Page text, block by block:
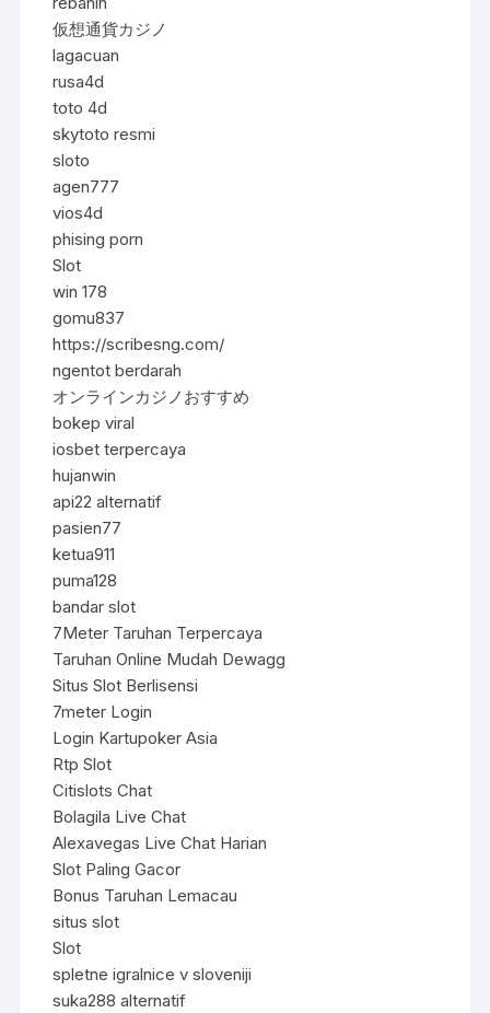
仮想通貨カジノ
lagacuan
rusa4d
toto 4d
skytoto resmi
sloto
agen777
vios4d
phising porn
Slot
win 178
gomu837
https://scribesng.com/
ngentot berdarah
オンラインカジノおすすめ
bokep viral
iosbet terpercaya
hujanwin
api22 alternatif
pasien77
ketua911
puma128
bandar slot
7Meter Taruhan Terpercaya
Taruhan Online Mudah Dewagg
Situs Slot Berlisensi
7meter Login
Login Kartupoker Asia
Rtp Slot
Citislots Chat
Bolagila Live Chat
Alexavegas Live Chat Harian
Slot Paling Gacor
Bonus Taruhan Lemacau
situs slot
Slot
spletne igralnice v sloveniji
suka288 alternatif